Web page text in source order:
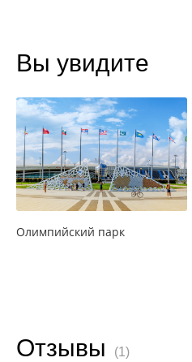
Вы увидите
Олимпийский парк
Отзывы (1)